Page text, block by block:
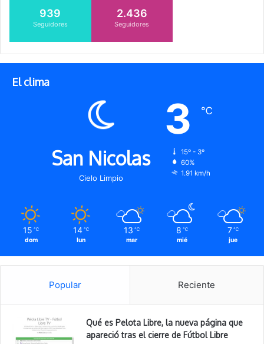
939
Seguidores
2.436
Seguidores
El clima
San Nicolas
Cielo Limpio
3 ℃
15º - 3º
60%
1.91 km/h
15 ℃
dom
14 ℃
lun
13 ℃
mar
8 ℃
mié
7 ℃
jue
Popular Reciente
Qué es Pelota Libre, la nueva página que
apareció tras el cierre de Fútbol Libre